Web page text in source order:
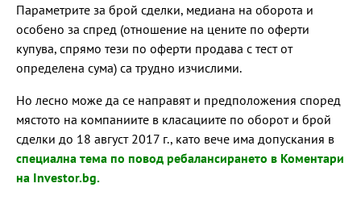
Параметрите за брой сделки, медиана на оборота и
особено за спред (отношение на цените по оферти
купува, спрямо тези по оферти продава с тест от
определена сума) са трудно изчислими.
Но лесно може да се направят и предположения според
мястото на компаниите в класациите по оборот и брой
сделки до 18 август 2017 г., като вече има допускания в
специална тема по повод ребалансирането в Коментари
на Investor.bg.